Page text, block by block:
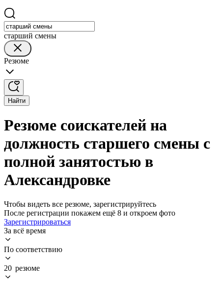
старший смены
Резюме
Найти
Резюме соискателей на
должность старшего смены с
полной занятостью в
Александровке
Чтобы видеть все резюме, зарегистрируйтесь
После регистрации покажем ещё 8 и откроем фото
Зарегистрироваться
За всё время
По соответствию
20 резюме